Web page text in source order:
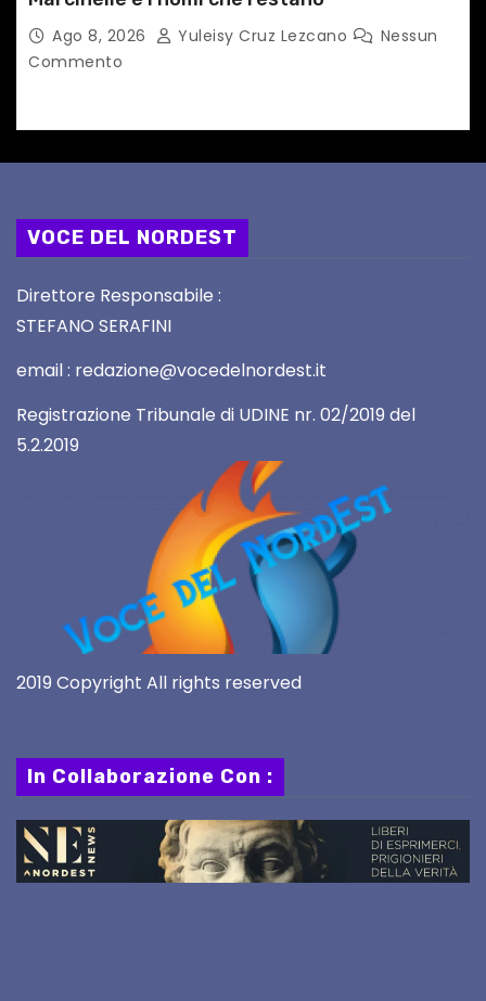
Ago 8, 2026 Yuleisy Cruz Lezcano
Nessun
Commento
VOCE DEL NORDEST
Direttore Responsabile :
STEFANO SERAFINI
email : redazione@vocedelnordest.it
Registrazione Tribunale di UDINE nr. 02/2019 del
5.2.2019
2019 Copyright All rights reserved
In Collaborazione Con :